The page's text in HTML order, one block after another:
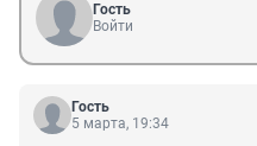
Гость
Войти
Гость
5 марта, 19:34